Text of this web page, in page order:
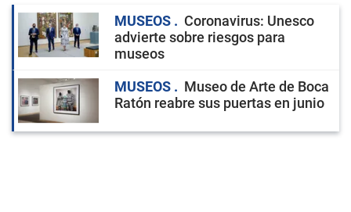
MUSEOS
Coronavirus: Unesco
advierte sobre riesgos para
museos
MUSEOS
Museo de Arte de Boca
Ratón reabre sus puertas en junio